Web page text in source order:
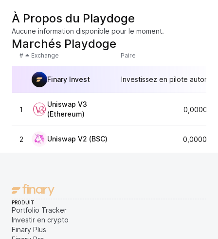
À Propos du Playdoge
Aucune information disponible pour le moment.
Marchés Playdoge
# Exchange Paire
Finary Invest Investissez en pilote
1
Uniswap V3
(Ethereum)
2 Uniswap V2 (BSC)
PRODUIT
Portfolio Tracker
Investir en crypto
Finary Plus